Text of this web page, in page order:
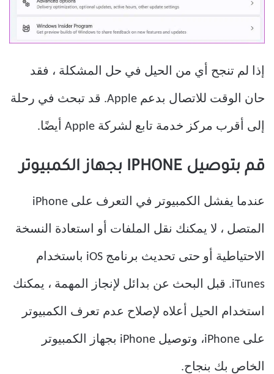
إذا لم تنجح أي من الحيل في حل المشكلة ، فقد
حان الوقت للاتصال بدعم Apple. قد تبحث في رحلة
إلى أقرب مركز خدمة تابع لشركة Apple أيضًا.
قم بتوصيل IPHONE بجهاز الكمبيوتر
عندما يفشل الكمبيوتر في التعرف على iPhone
المتصل ، لا يمكنك نقل الملفات أو استعادة النسخة
الاحتياطية أو حتى تحديث برنامج iOS باستخدام
iTunes. قبل البحث عن بدائل لإنجاز المهمة ، يمكنك
استخدام الحيل أعلاه لإصلاح عدم تعرف الكمبيوتر
على iPhone، وتوصيل iPhone بجهاز الكمبيوتر
الخاص بك بنجاح.